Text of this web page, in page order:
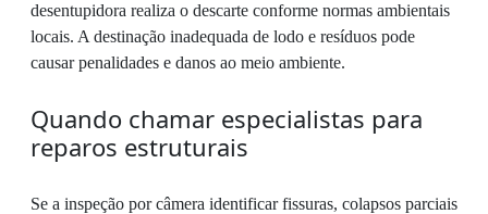
desentupidora realiza o descarte conforme normas ambientais
locais. A destinação inadequada de lodo e resíduos pode
causar penalidades e danos ao meio ambiente.
Quando chamar especialistas para
reparos estruturais
Se a inspeção por câmera identificar fissuras, colapsos parciais